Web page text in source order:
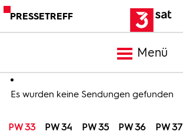
PRESSETREFF
Menü
Meldungen
Programm
Es wurden keine Sendungen gefunden
PW 33 PW 34 PW 35 PW 36 PW 37